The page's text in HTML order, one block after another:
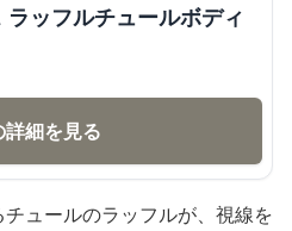
詳細を見る
ュールのラッフルが、視線を